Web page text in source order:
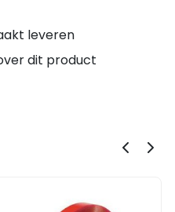
leveren
dit product